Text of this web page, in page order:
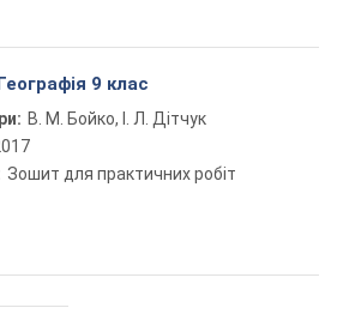
9 клас
В. М. Бойко, І. Л. Дітчук
Зошит для практичних робіт